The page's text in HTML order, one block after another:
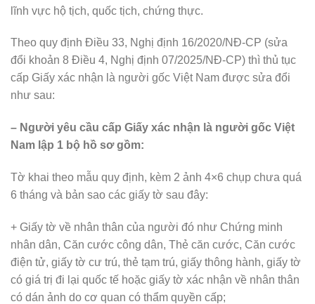
lĩnh vực hộ tịch, quốc tịch, chứng thực.
Theo quy định Điều 33, Nghị định 16/2020/NĐ-CP (sửa
đổi khoản 8 Điều 4, Nghị định 07/2025/NĐ-CP) thì thủ tục
cấp Giấy xác nhận là người gốc Việt Nam được sửa đổi
như sau:
– Người yêu cầu cấp Giấy xác nhận là người gốc Việt
Nam lập 1 bộ hồ sơ gồm:
Tờ khai theo mẫu quy định, kèm 2 ảnh 4×6 chụp chưa quá
6 tháng và bản sao các giấy tờ sau đây:
+ Giấy tờ về nhân thân của người đó như Chứng minh
nhân dân, Căn cước công dân, Thẻ căn cước, Căn cước
điện tử, giấy tờ cư trú, thẻ tạm trú, giấy thông hành, giấy tờ
có giá trị đi lại quốc tế hoặc giấy tờ xác nhận về nhân thân
có dán ảnh do cơ quan có thẩm quyền cấp;